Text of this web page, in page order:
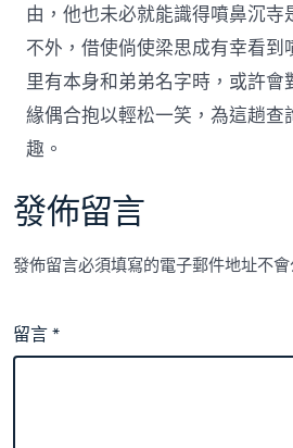
由，他也未必就能識得噴鼻沉寺
不外，借使倘使梁思成有幸看到
里有本身和弟弟名字時，或許會
緣偶合抱以輕松一笑，為這趟查
趣。
發佈留言
發佈留言必須填寫的電子郵件地址不會
留言*